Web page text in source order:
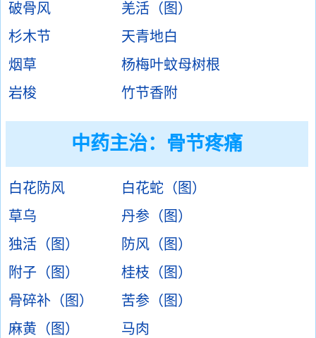
破骨风
羌活（图）
杉木节
天青地白
烟草
杨梅叶蚊母树根
岩梭
竹节香附
中药主治： 骨节疼痛
白花防风
白花蛇（图）
草乌
丹参（图）
独活（图）
防风（图）
附子（图）
桂枝（图）
骨碎补（图）
苦参（图）
麻黄（图）
马肉